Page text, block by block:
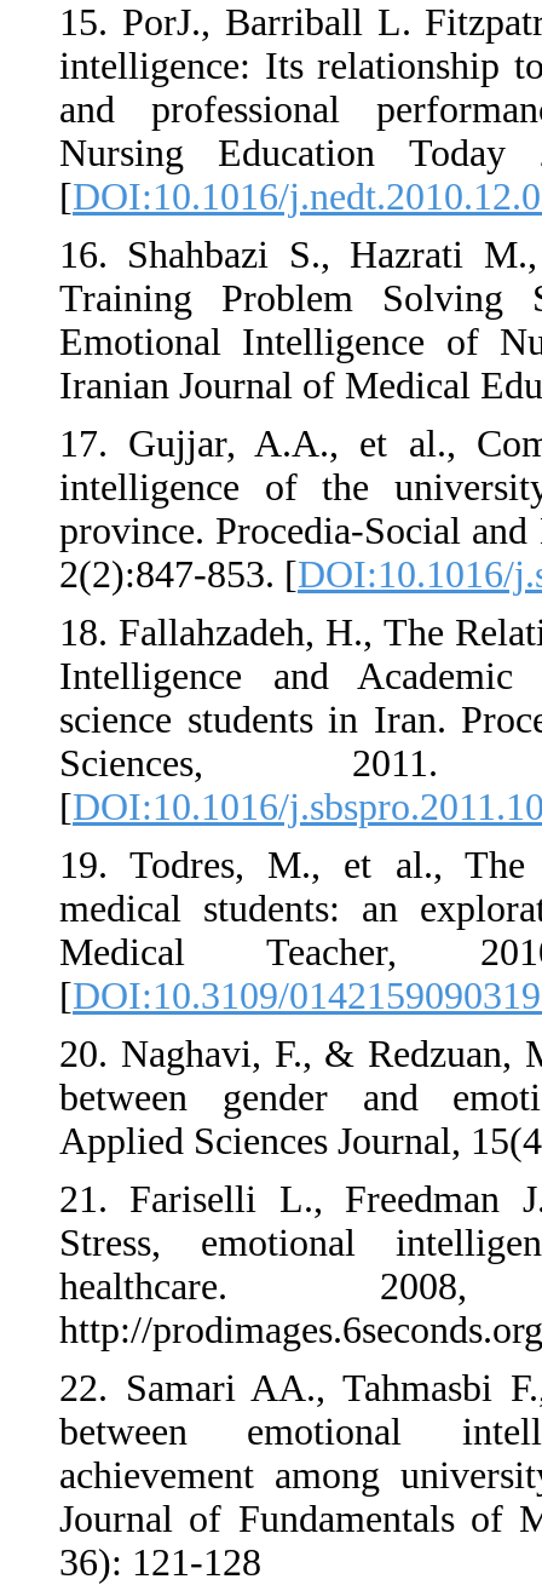
15. PorJ.,
intelligence: Its
and professional
Nursing
[DOI:10.1016/
16. Shahbazi S.,
Training
Emotional
Iranian Journal of
17. Gujjar, A.A.,
intelligence of
province.
2(2):847-853. [
18. Fallahzadeh,
Intelligence and
science students
Sciences,
[DOI:10.1016/
19. Todres, M.,
medical students:
Medical
[DOI:10.3109/
20. Naghavi, F., &
between gender
Applied Sciences
21. Fariselli L.,
Stress,
http://
22. Samari AA.,
between
achievement
Journal of
36): 121-128